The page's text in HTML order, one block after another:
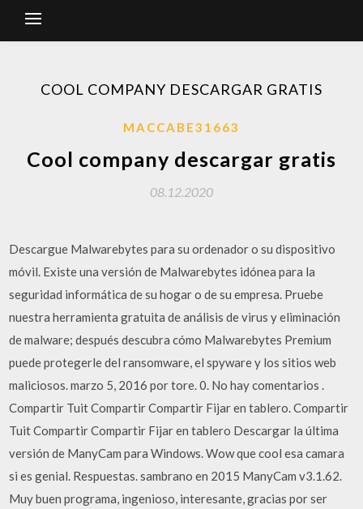
COOL COMPANY DESCARGAR GRATIS
MACCABE31663
Cool company descargar gratis
08.12.2020
Descargue Malwarebytes para su ordenador o su dispositivo
móvil. Existe una versión de Malwarebytes idónea para la
seguridad informática de su hogar o de su empresa. Pruebe
nuestra herramienta gratuita de análisis de virus y eliminación
de malware; después descubra cómo Malwarebytes Premium
puede protegerle del ransomware, el spyware y los sitios web
maliciosos. marzo 5, 2016 por tore. 0. No hay comentarios .
Compartir Tuit Compartir Compartir Fijar en tablero. Compartir
Tuit Compartir Compartir Fijar en tablero Descargar la última
versión de ManyCam para Windows. Wow que cool esa camara
si es genial. Respuestas. sambrano en 2015 ManyCam v3.1.62.
Muy buen programa, ingenioso, interesante, gracias por ser